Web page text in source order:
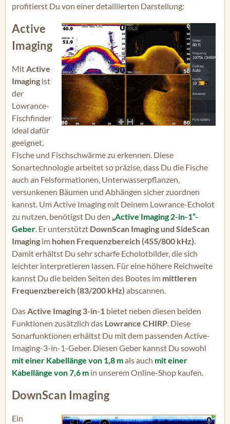
profitierst Du von einer detaillierten Darstellung:
Active
Imaging
MitActive
Imaging ist
der
Lowrance-
Fischfinder
ideal dafür
geeignet,
Fische und Fischschwärme zu erkennen. Diese
Sonartechnologie arbeitet so präzise, dass Du die Fische
auch an Felsformationen, Unterwasserpflanzen,
versunkenen Bäumen und Abhängen sicher zuordnen
kannst. Um Active Imaging mit Deinem Lowrance-Echolot
zu nutzen, benötigst Du den „Active Imaging 2-in-1“-
Geber. Er unterstützt DownScan Imaging und SideScan
Imaging im hohen Frequenzbereich (455/800 kHz).
Damit erhältst Du sehr scharfe Echolotbilder, die sich
leichter interpretieren lassen. Für eine höhere Reichweite
kannst Du die beiden Seiten des Bootes im mittleren
Frequenzbereich (83/200 kHz) abscannen.
DasActive Imaging 3-in-1 bietet neben diesen beiden
Funktionen zusätzlich das Lowrance CHIRP. Diese
Sonarfunktionen erhältst Du mit dem passenden Active-
Imaging-3-in-1-Geber. Diesen Geber kannst Du sowohl
mit einer Kabellänge von 1,8 mals auch mit einer
Kabellänge von 7,6 m in unserem Online-Shop kaufen.
DownScan Imaging
Ein